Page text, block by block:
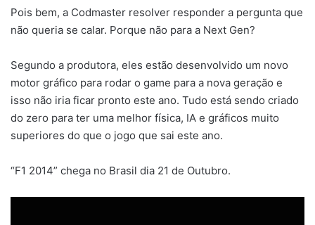
Pois bem, a Codmaster resolver responder a pergunta que
não queria se calar. Porque não para a Next Gen?
Segundo a produtora, eles estão desenvolvido um novo
motor gráfico para rodar o game para a nova geração e
isso não iria ficar pronto este ano. Tudo está sendo criado
do zero para ter uma melhor física, IA e gráficos muito
superiores do que o jogo que sai este ano.
“F1 2014” chega no Brasil dia 21 de Outubro.